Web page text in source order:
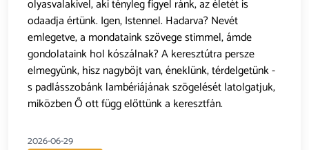
olyasvalakivel, aki tényleg figyel ránk, az életét is
odaadja értünk. Igen, Istennel. Hadarva? Nevét
emlegetve, a mondataink szövege stimmel, ámde
gondolataink hol kószálnak? A keresztútra persze
elmegyünk, hisz nagyböjt van, éneklünk, térdelgetünk -
s padlásszobánk lambériájának szögelését latolgatjuk,
miközben Ő ott függ előttünk a keresztfán.
2026-06-29